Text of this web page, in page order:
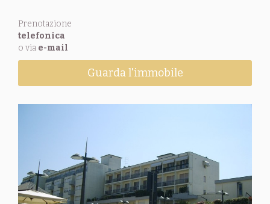
Prenotazione
telefonica
o via e-mail
Guarda l'immobile